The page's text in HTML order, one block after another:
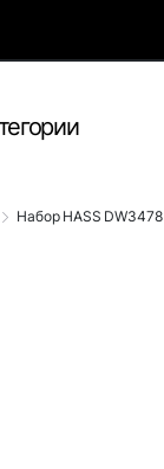
Набор HASS DW3478